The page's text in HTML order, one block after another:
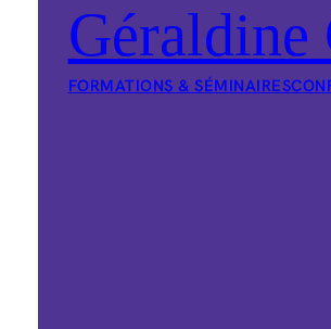
Géraldine
FORMATIONS & SÉMINAIRES